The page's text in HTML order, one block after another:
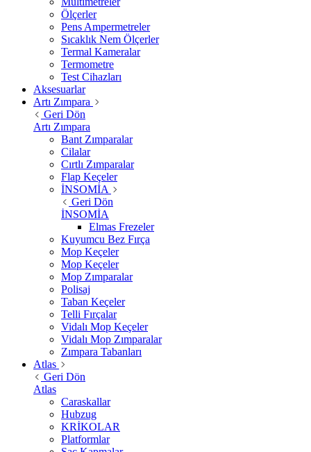
Ölçerler
Pens Ampermetreler
Sıcaklık Nem Ölçerler
Termal Kameralar
Termometre
Test Cihazları
Aksesuarlar
Artı Zımpara
Geri Dön
Artı Zımpara
Bant Zımparalar
Cilalar
Cırtlı Zımparalar
Flap Keçeler
İNSOMİA
Geri Dön
İNSOMİA
Elmas Frezeler
Kuyumcu Bez Fırça
Mop Keçeler
Mop Keçeler
Mop Zımparalar
Polisaj
Taban Keçeler
Telli Fırçalar
Vidalı Mop Keçeler
Vidalı Mop Zımparalar
Zımpara Tabanları
Atlas
Geri Dön
Atlas
Caraskallar
Hubzug
KRİKOLAR
Platformlar